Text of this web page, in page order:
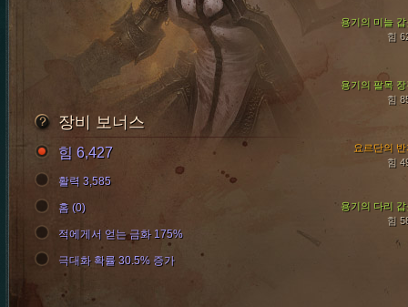
용기의 미늘 갑
힘
용기의 팔목 장
힘
용기의 다리 갑
힘
요르단의 반
힘
장비 보너스
힘 6,427
활력 3,585
홈 (0)
적에게서 얻는 금화 175%
극대화 확률 30.5% 증가